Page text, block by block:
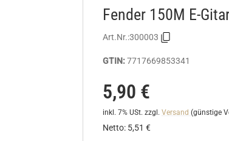
Fender 150M E-
Art.Nr.:300003
GTIN:7717669853341
5,90 €
inkl. 7% USt. zzgl. Versand (günstige
Netto: 5,51 €